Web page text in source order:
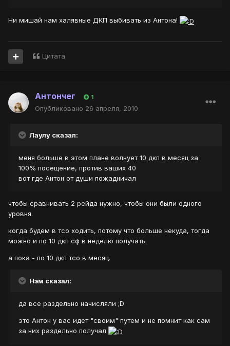
Ни мишай нам халявные ДКП выбивать из Антона!
Цитата
Антончег 1
Опубликовано 26 апреля, 2010
Лаулу сказал:
меня больше в этом плане волнует 10 дкп в месяц за
100% посещение, против ваших 40
вот где Антон от души пожадничал
чтобы сравнивать 2 рейда нужно, чтобы они были одного
уровня.
когда будем в тсо ходить, потому что больше некуда, тогда
можно и по 10 дкп сф в неделю получать.
а пока - по 10 дкп тсо в месяц.
Нэм сказал:
да все раздельно начисляли ;D
это Антон у вас идет "своим" путем и не помнит как сам
за них раздельно получал